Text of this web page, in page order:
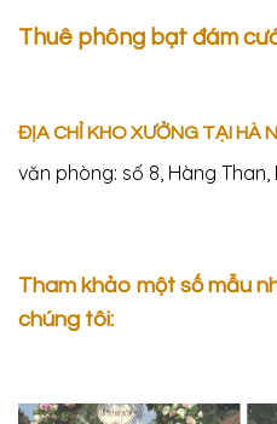
Thuê phông bạt đám
ĐỊA CHỈ KHO XƯỞNG TẠI HÀ
văn phòng: số 8, Hàng Than,
Tham khảo một số mẫu
chúng tôi: